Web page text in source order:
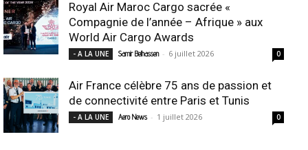
Royal Air Maroc Cargo sacrée «
Compagnie de l’année – Afrique » aux
World Air Cargo Awards
- A LA UNE Samir Belhassen - 6 juillet 2026 0
Air France célèbre 75 ans de passion et
de connectivité entre Paris et Tunis
- A LA UNE Aero News - 1 juillet 2026 0